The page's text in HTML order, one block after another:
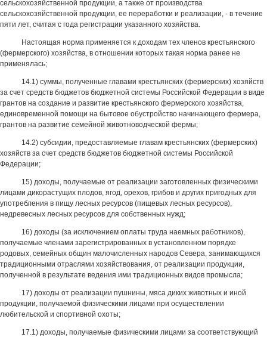
сельскохозяйственной продукции, а также от производства
сельскохозяйственной продукции, ее переработки и реализации, - в течение
пяти лет, считая с года регистрации указанного хозяйства.
Настоящая норма применяется к доходам тех членов крестьянского
(фермерского) хозяйства, в отношении которых такая норма ранее не
применялась;
14.1) суммы, полученные главами крестьянских (фермерских) хозяйств
за счет средств бюджетов бюджетной системы Российской Федерации в виде
грантов на создание и развитие крестьянского фермерского хозяйства,
единовременной помощи на бытовое обустройство начинающего фермера,
грантов на развитие семейной животноводческой фермы;
14.2) субсидии, предоставляемые главам крестьянских (фермерских)
хозяйств за счет средств бюджетов бюджетной системы Российской
Федерации;
15) доходы, получаемые от реализации заготовленных физическими
лицами дикорастущих плодов, ягод, орехов, грибов и других пригодных для
употребления в пищу лесных ресурсов (пищевых лесных ресурсов),
недревесных лесных ресурсов для собственных нужд;
16) доходы (за исключением оплаты труда наемных работников),
получаемые членами зарегистрированных в установленном порядке
родовых, семейных общин малочисленных народов Севера, занимающихся
традиционными отраслями хозяйствования, от реализации продукции,
полученной в результате ведения ими традиционных видов промысла;
17) доходы от реализации пушнины, мяса диких животных и иной
продукции, получаемой физическими лицами при осуществлении
любительской и спортивной охоты;
17.1) доходы, получаемые физическими лицами за соответствующий